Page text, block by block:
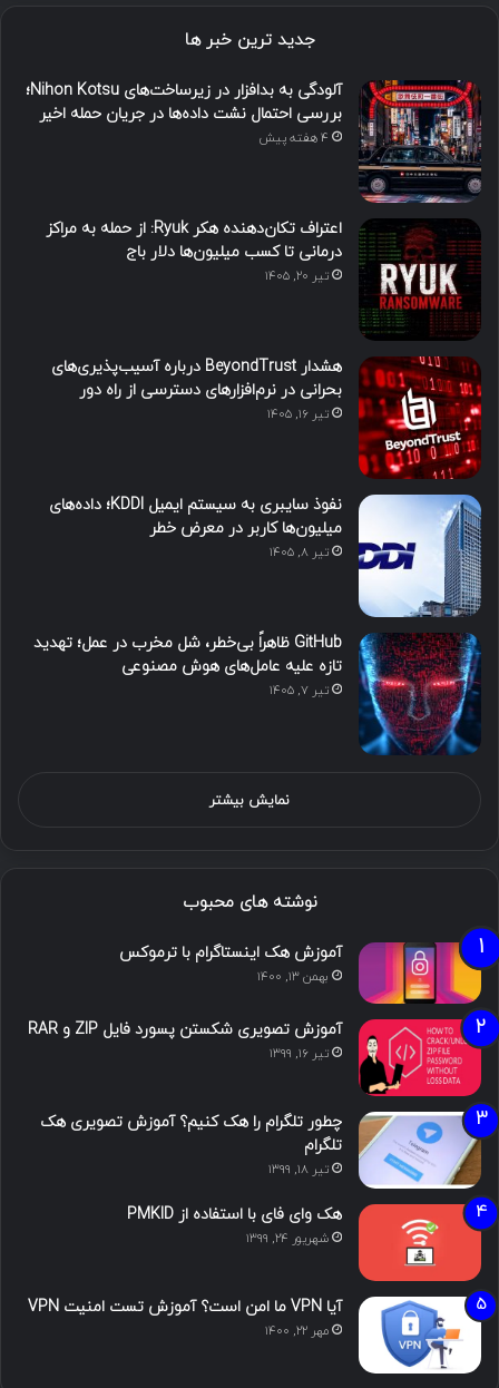
جدید ترین خبر ها
آلودگی به بدافزار در زیرساخت‌های Nihon Kotsu؛
بررسی احتمال نشت داده‌ها در جریان حمله اخیر
4 هفته پیش
اعتراف تکان‌دهنده هکر Ryuk: از حمله به مراکز
درمانی تا کسب میلیون‌ها دلار باج
تیر ۲۰, ۱۴۰۵
هشدار BeyondTrust درباره آسیب‌پذیری‌های
بحرانی در نرم‌افزارهای دسترسی از راه دور
تیر ۱۶, ۱۴۰۵
نفوذ سایبری به سیستم ایمیل KDDI؛ داده‌های
میلیون‌ها کاربر در معرض خطر
تیر ۸, ۱۴۰۵
GitHub ظاهراً بی‌خطر، شل مخرب در عمل؛ تهدید
تازه علیه عامل‌های هوش مصنوعی
تیر ۷, ۱۴۰۵
نمایش بیشتر
نوشته های محبوب
آموزش هک اینستاگرام با ترموکس
بهمن ۱۳, ۱۴۰۰
آموزش تصویری شکستن پسورد فایل ZIP و RAR
تیر ۱۶, ۱۳۹۹
چطور تلگرام را هک کنیم؟ آموزش تصویری هک
تلگرام
تیر ۱۸, ۱۳۹۹
هک وای فای با استفاده از PMKID
شهریور ۲۴, ۱۳۹۹
آیا VPN ما امن است؟ آموزش تست امنیت VPN
مهر ۲۲, ۱۴۰۰